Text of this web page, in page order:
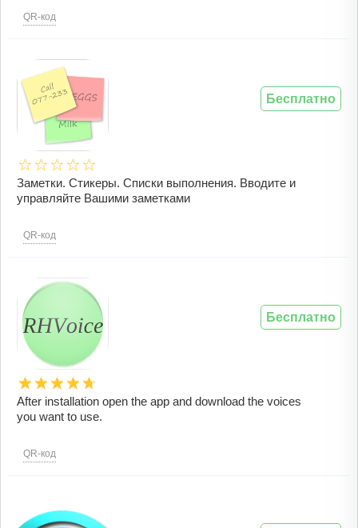
QR-код
Заметки. Стикеры. Списки выполнения. Вводите и
управляйте Вашими заметками
QR-код
Бесплатно
After installation open the app and download the voices
you want to use.
QR-код
Бесплатно